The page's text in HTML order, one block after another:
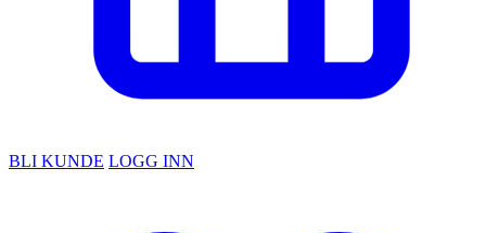
BLI KUNDE LOGG INN